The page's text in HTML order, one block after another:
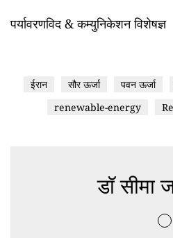
पर्यावरणविद & कम्युनिकेशन विशेषज्ञ
ईरान सौर ऊर्जा पवन ऊर्जा
renewable-energy
डॉ सीमा